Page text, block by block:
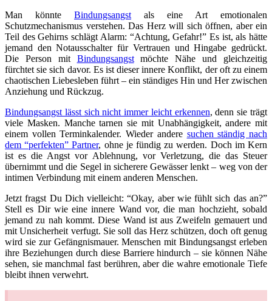
Man könnte Bindungsangst als eine Art emotionalen
Schutzmechanismus verstehen. Das Herz will sich öffnen, aber ein
Teil des Gehirns schlägt Alarm: “Achtung, Gefahr!” Es ist, als hätte
jemand den Notausschalter für Vertrauen und Hingabe gedrückt.
Die Person mit Bindungsangstmöchte Nähe und gleichzeitig
fürchtet sie sich davor. Es ist dieser innere Konflikt, der oft zu einem
chaotischen Liebesleben führt – ein ständiges Hin und Her zwischen
Anziehung und Rückzug.
Bindungsangst lässt sich nicht immer leicht erkennen, denn sie trägt
viele Masken. Manche tarnen sie mit Unabhängigkeit, andere mit
einem vollen Terminkalender. Wieder andere suchen ständig nach
dem “perfekten” Partner, ohne je fündig zu werden. Doch im Kern
ist es die Angst vor Ablehnung, vor Verletzung, die das Steuer
übernimmt und die Segel in sicherere Gewässer lenkt – weg von der
intimen Verbindung mit einem anderen Menschen.
Jetzt fragst Du Dich vielleicht: “Okay, aber wie fühlt sich das an?”
Stell es Dir wie eine innere Wand vor, die man hochzieht, sobald
jemand zu nah kommt. Diese Wand ist aus Zweifeln gemauert und
mit Unsicherheit verfugt. Sie soll das Herz schützen, doch oft genug
wird sie zur Gefängnismauer. Menschen mit Bindungsangst erleben
ihre Beziehungen durch diese Barriere hindurch – sie können Nähe
sehen, sie manchmal fast berühren, aber die wahre emotionale Tiefe
bleibt ihnen verwehrt.